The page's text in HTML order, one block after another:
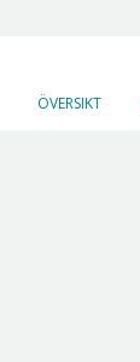
ÖVERSIKT